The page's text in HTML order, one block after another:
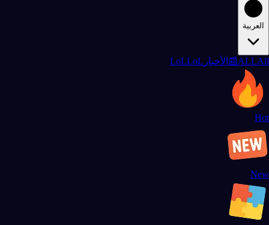
العربية
ALLAll
📰 الأخبار LoLLoL
Hot
New